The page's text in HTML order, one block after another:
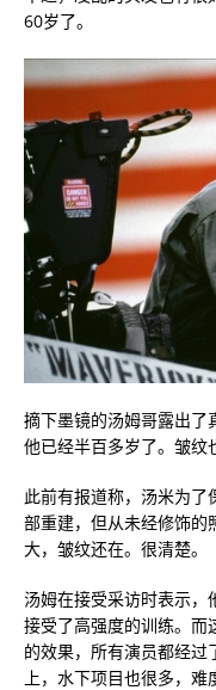
60岁了。
摘下墨镜的汤姆哥露出了
他已经半百多岁了。皱纹
此前有报道称，汤米为
部重建，但从未经修饰的
大，皱纹还在。很清楚。
汤姆在接受采访时表示，
接受了高强度的训练。而
的效果，所有演员都经
上，水下项目也很多，